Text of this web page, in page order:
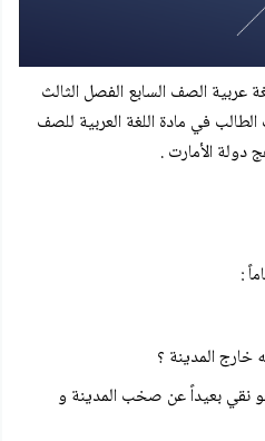
عربية الصف السابع الفصل الثالث
في مادة اللغة العربية للصف
دولة الأمارت .
:
خارج المدينة ؟
نقي بعيداً عن صخب المدينة و